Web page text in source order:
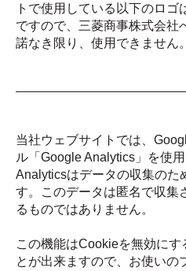
トで使用している以下のロ
ですので、三菱商事株式会社
諾なき限り、使用できません。
当社ウェブサイトでは、
ル「Google Analytics」を使
Analyticsはデータの収集のた
す。このデータは匿名で収集
るものではありません。
この機能はCookieを無効にす
とが出来ますので、お使いの